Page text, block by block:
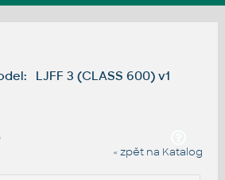
LJFF 3 (CLASS 600) v1
« zpět na Katalog